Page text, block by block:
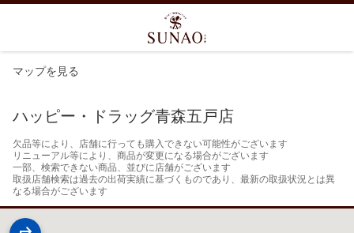
マップを見る
ハッピー・ドラッグ青森五戸店
欠品等により、店舗に行っても購入できない可能性がございます
リニューアル等により、商品が変更になる場合がございます
一部、検索できない商品、並びに店舗がございます
取扱店舗検索は過去の出荷実績に基づくものであり、最新の取扱状況とは異
なる場合がございます